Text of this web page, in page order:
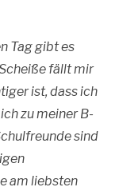
Tag gibt es
fällt mir
ist, dass ich
zu meiner B-
sind
am liebsten